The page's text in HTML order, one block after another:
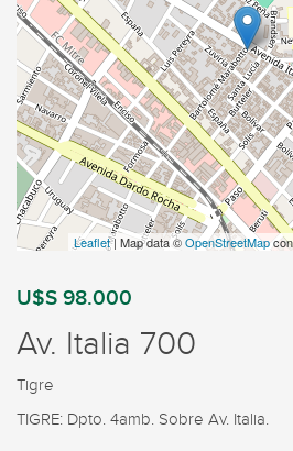
Leaflet| Map data ©OpenStreetMap
U$S 98.000
Av. Italia 700
Tigre
TIGRE: Dpto. 4amb. Sobre Av. Italia.